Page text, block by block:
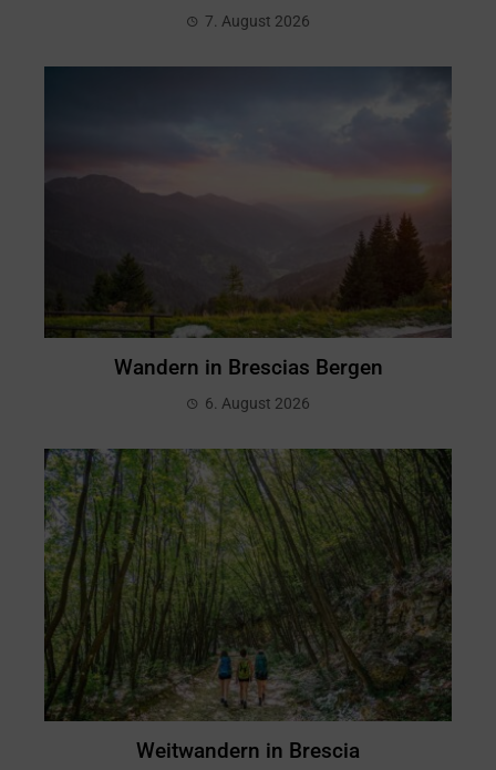
7. August 2026
Wandern in Brescias Bergen
6. August 2026
Weitwandern in Brescia